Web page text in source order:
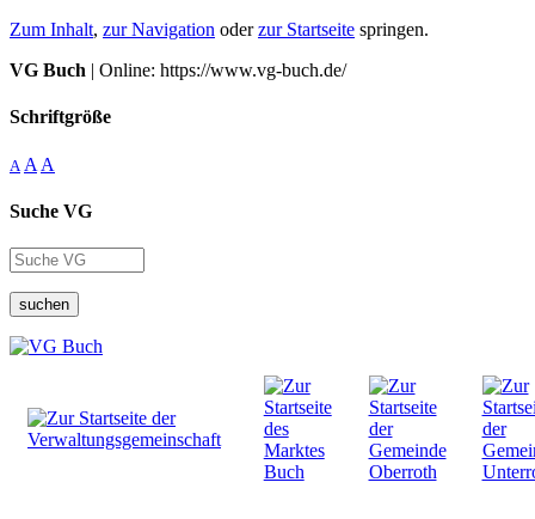
Zum Inhalt, zur Navigation oderzur Startseite springen.
VG Buch | Online: https://www.vg-buch.de/
Schriftgröße
A A A
Suche VG
suchen